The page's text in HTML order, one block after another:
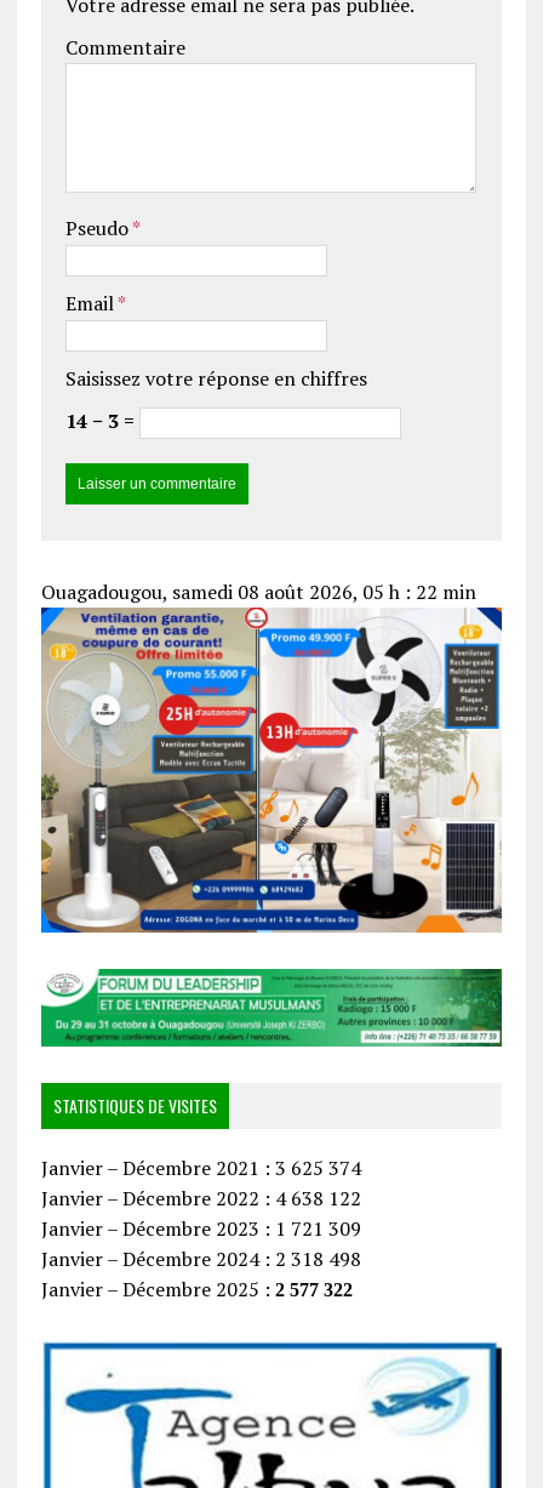
Commentaire
Pseudo*
Email*
Saisissez votre réponse en chiffres
14 − 3 =
Ouagadougou, samedi 08 août 2026, 05 h : 22 min
STATISTIQUES DE VISITES
Janvier – Décembre 2021 : 3 625 374
Janvier – Décembre 2022 : 4 638 122
Janvier – Décembre 2023 : 1 721 309
Janvier – Décembre 2024 : 2 318 498
Janvier – Décembre 2025 : 2 577 322